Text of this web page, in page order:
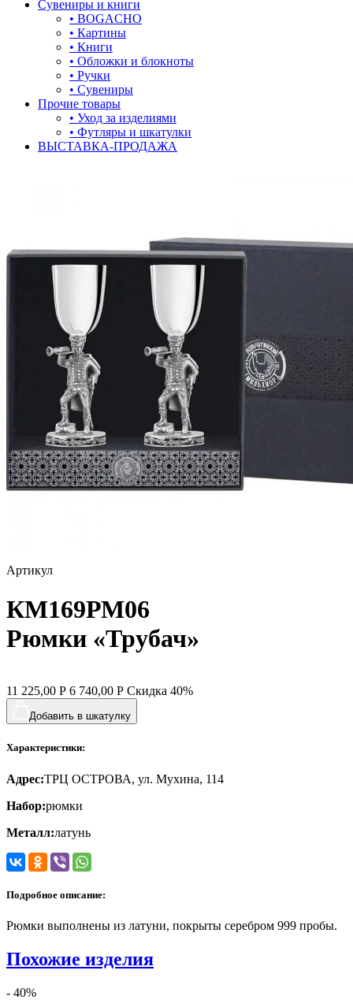
Сувениры и книги
• BOGACHO
• Картины
• Книги
• Обложки и блокноты
• Ручки
• Сувениры
Прочие товары
• Уход за изделиями
• Футляры и шкатулки
ВЫСТАВКА-ПРОДАЖА
Артикул
КМ169РМ06
Рюмки «Трубач»
11 225,00 Р 6 740,00 Р Скидка 40%
Добавить в шкатулку
Характеристики:
Адрес:ТРЦ ОСТРОВА, ул. Мухина, 114
Набор:рюмки
Металл:латунь
Подробное описание:
Рюмки выполнены из латуни, покрыты серебром 999 пробы.
Похожие изделия
- 40%